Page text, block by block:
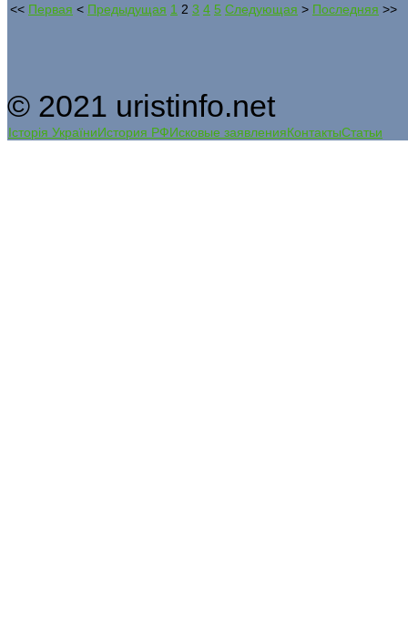
<< Первая < Предыдущая 1 2 3 4 5 Следующая > Последняя >>
© 2021 uristinfo.net
Історія УкраїниИстория РФИсковые заявленияКонтактыСтатьи